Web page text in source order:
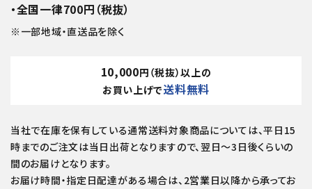
・全国一律700円（税抜）
※一部地域・直送品を除く
10,000円（税抜）以上の
お買い上げで送料無料
当社で在庫を保有している通常送料対象商品については、平日15
時までのご注文は当日出荷となりますので、翌日～3日後くらいの
間のお届けとなります。
お届け時間・指定日配達がある場合は、2営業日以降から承ってお